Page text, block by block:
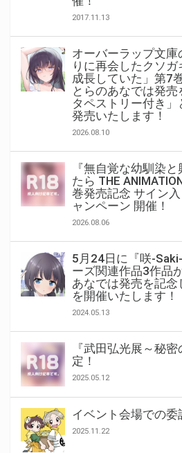
2017.11.13
オーバーラップ文
りに再会したクソ
成長していた」第7
とらのあなでは発
タペストリー付き
発売いたします！
2026.08.10
『無自覚な幼馴染
たら THE
巻発売記念 サイン
ャンペーン 開催！
2026.08.06
5月24日に『咲-
ーズ関連作品3作品
あなでは発売を記
を開催いたします！
2024.05.13
『武田弘光展～秘
定！
2025.05.12
イベント会場での委
2025.11.22